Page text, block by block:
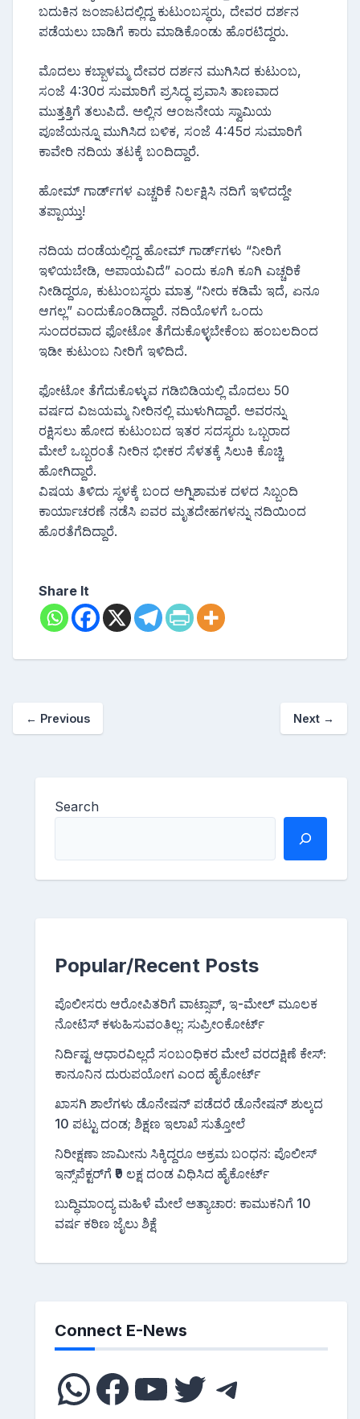
ಬದುಕಿನ ಜಂಜಾಟದಲ್ಲಿದ್ದ ಕುಟುಂಬಸ್ಥರು, ದೇವರ ದರ್ಶನ
ಪಡೆಯಲು ಬಾಡಿಗೆ ಕಾರು ಮಾಡಿಕೊಂಡು ಹೊರಟಿದ್ದರು.
ಮೊದಲು ಕಬ್ಬಾಳಮ್ಮ ದೇವರ ದರ್ಶನ ಮುಗಿಸಿದ ಕುಟುಂಬ,
ಸಂಜೆ 4:30ರ ಸುಮಾರಿಗೆ ಪ್ರಸಿದ್ಧ ಪ್ರವಾಸಿ ತಾಣವಾದ
ಮುತ್ತತ್ತಿಗೆ ತಲುಪಿದೆ. ಅಲ್ಲಿನ ಆಂಜನೇಯ ಸ್ವಾಮಿಯ
ಪೂಜೆಯನ್ನೂ ಮುಗಿಸಿದ ಬಳಿಕ, ಸಂಜೆ 4:45ರ ಸುಮಾರಿಗೆ
ಕಾವೇರಿ ನದಿಯ ತಟಕ್ಕೆ ಬಂದಿದ್ದಾರೆ.
ಹೋಮ್ ಗಾರ್ಡ್‌ಗಳ ಎಚ್ಚರಿಕೆ ನಿರ್ಲಕ್ಷಿಸಿ ನದಿಗೆ ಇಳಿದದ್ದೇ
ತಪ್ಪಾಯ್ತು!
ನದಿಯ ದಂಡೆಯಲ್ಲಿದ್ದ ಹೋಮ್ ಗಾರ್ಡ್‌ಗಳು “ನೀರಿಗೆ
ಇಳಿಯಬೇಡಿ, ಅಪಾಯವಿದೆ” ಎಂದು ಕೂಗಿ ಕೂಗಿ ಎಚ್ಚರಿಕೆ
ನೀಡಿದ್ದರೂ, ಕುಟುಂಬಸ್ಥರು ಮಾತ್ರ “ನೀರು ಕಡಿಮೆ ಇದೆ, ಏನೂ
ಆಗಲ್ಲ” ಎಂದುಕೊಂಡಿದ್ದಾರೆ. ನದಿಯೊಳಗೆ ಒಂದು
ಸುಂದರವಾದ ಫೋಟೋ ತೆಗೆದುಕೊಳ್ಳಬೇಕೆಂಬ ಹಂಬಲದಿಂದ
ಇಡೀ ಕುಟುಂಬ ನೀರಿಗೆ ಇಳಿದಿದೆ.
ಫೋಟೋ ತೆಗೆದುಕೊಳ್ಳುವ ಗಡಿಬಿಡಿಯಲ್ಲಿ ಮೊದಲು 50
ವರ್ಷದ ವಿಜಯಮ್ಮ ನೀರಿನಲ್ಲಿ ಮುಳುಗಿದ್ದಾರೆ. ಅವರನ್ನು
ರಕ್ಷಿಸಲು ಹೋದ ಕುಟುಂಬದ ಇತರ ಸದಸ್ಯರು ಒಬ್ಬರಾದ
ಮೇಲೆ ಒಬ್ಬರಂತೆ ನೀರಿನ ಭೀಕರ ಸೆಳತಕ್ಕೆ ಸಿಲುಕಿ ಕೊಚ್ಚಿ
ಹೋಗಿದ್ದಾರೆ.
ವಿಷಯ ತಿಳಿದು ಸ್ಥಳಕ್ಕೆ ಬಂದ ಅಗ್ನಿಶಾಮಕ ದಳದ ಸಿಬ್ಬಂದಿ
ಕಾರ್ಯಾಚರಣೆ ನಡೆಸಿ ಐವರ ಮೃತದೇಹಗಳನ್ನು ನದಿಯಿಂದ
ಹೊರತೆಗೆದಿದ್ದಾರೆ.
Share It
← Previous Next →
Search
Popular/Recent Posts
ಪೊಲೀಸರು ಆರೋಪಿತರಿಗೆ ವಾಟ್ಸಾಪ್, ಇ-ಮೇಲ್ ಮೂಲಕ
ನೋಟಿಸ್‌ ಕಳುಹಿಸುವಂತಿಲ್ಲ: ಸುಪ್ರೀಂಕೋರ್ಟ್
ನಿರ್ದಿಷ್ಟ ಆಧಾರವಿಲ್ಲದೆ ಸಂಬಂಧಿಕರ ಮೇಲೆ ವರದಕ್ಷಿಣೆ ಕೇಸ್:
ಕಾನೂನಿನ ದುರುಪಯೋಗ ಎಂದ ಹೈಕೋರ್ಟ್
ಖಾಸಗಿ ಶಾಲೆಗಳು ಡೊನೇಷನ್ ಪಡೆದರೆ ಡೊನೇಷನ್ ಶುಲ್ಕದ
10 ಪಟ್ಟು ದಂಡ; ಶಿಕ್ಷಣ ಇಲಾಖೆ ಸುತ್ತೋಲೆ
ನಿರೀಕ್ಷಣಾ ಜಾಮೀನು ಸಿಕ್ಕಿದ್ದರೂ ಅಕ್ರಮ ಬಂಧನ: ಪೊಲೀಸ್
ಇನ್ಸ್‌ಪೆಕ್ಟರ್‌ಗೆ ₹9 ಲಕ್ಷ ದಂಡ ವಿಧಿಸಿದ ಹೈಕೋರ್ಟ್
ಬುದ್ಧಿಮಾಂದ್ಯ ಮಹಿಳೆ ಮೇಲೆ ಅತ್ಯಾಚಾರ: ಕಾಮುಕನಿಗೆ 10
ವರ್ಷ ಕಠಿಣ ಜೈಲು ಶಿಕ್ಷೆ
Connect E-News
WhatsApp
Facebook
YouTube
Twitter